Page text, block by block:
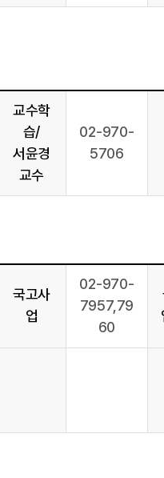
교수학
습/
서윤경
교수
02-970-
5706
국고사
업
02-970-
7957,79
60